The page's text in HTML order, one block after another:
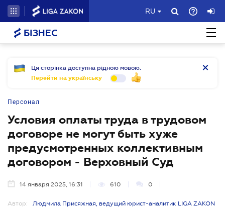
RU
БІЗНЕС
Ця сторінка доступна рідною мовою.
Перейти на українську
Персонал
Условия оплаты труда в трудовом
договоре не могут быть хуже
предусмотренных коллективным
договором - Верховный Суд
14 января 2025, 16:31 610 0
Автор:
Людмила Присяжная, ведущий юрист-аналитик LIGA ZAKON